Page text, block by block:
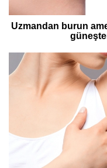
Uzmandan burun